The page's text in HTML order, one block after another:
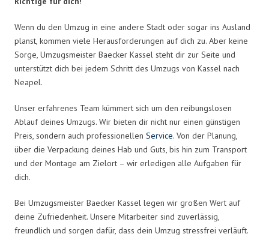
Wenn du den Umzug in eine andere Stadt oder sogar ins Ausland
planst, kommen viele Herausforderungen auf dich zu. Aber keine
Sorge, Umzugsmeister Baecker Kassel steht dir zur Seite und
unterstützt dich bei jedem Schritt des Umzugs von Kassel nach
Neapel.
Unser erfahrenes Team kümmert sich um den reibungslosen
Ablauf deines Umzugs. Wir bieten dir nicht nur einen günstigen
Preis, sondern auch professionellen Service. Von der Planung,
über die Verpackung deines Hab und Guts, bis hin zum Transport
und der Montage am Zielort – wir erledigen alle Aufgaben für
dich.
Bei Umzugsmeister Baecker Kassel legen wir großen Wert auf
deine Zufriedenheit. Unsere Mitarbeiter sind zuverlässig,
freundlich und sorgen dafür, dass dein Umzug stressfrei verläuft.